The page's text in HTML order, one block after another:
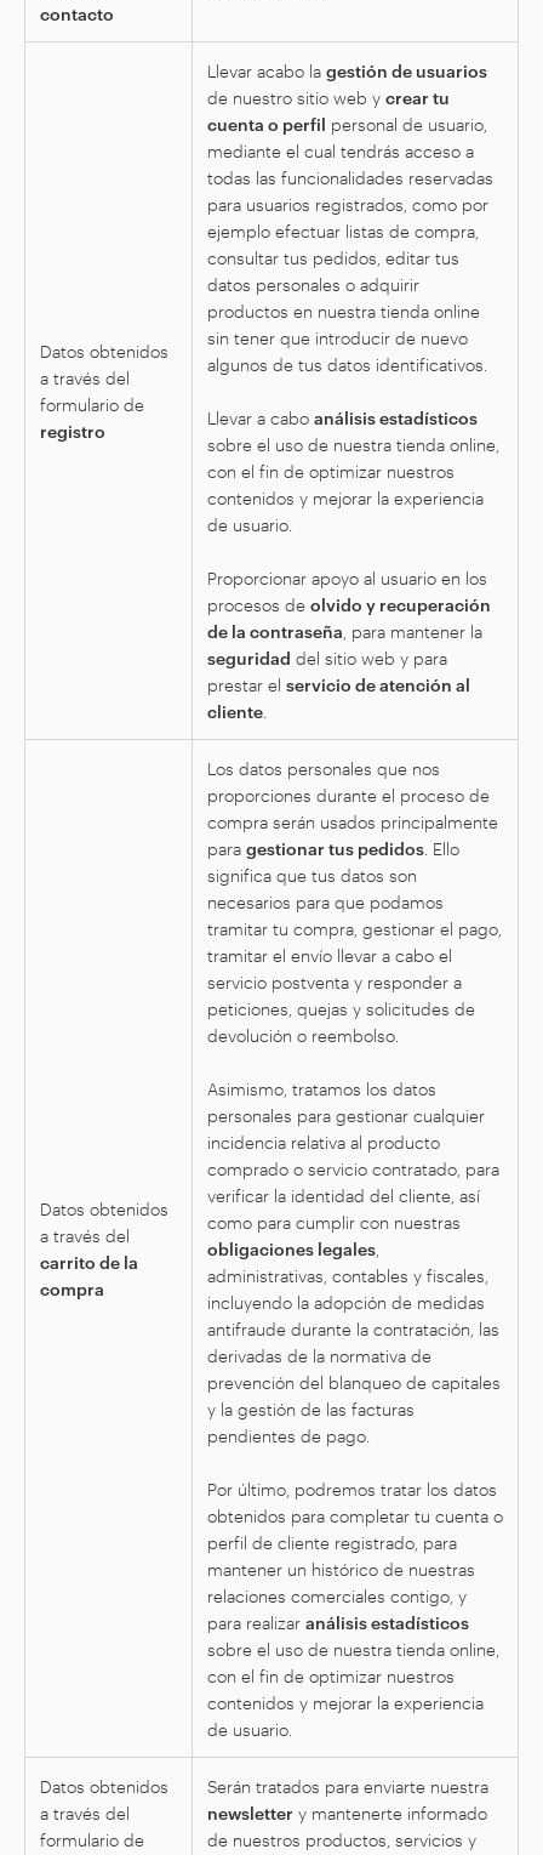
contacto
Datos obtenidos
a través del
formulario de
registro
Llevar acabo la gestión de usuarios
de nuestro sitio web y crear tu
cuenta o perfil personal de usuario,
mediante el cual tendrás acceso a
todas las funcionalidades reservadas
para usuarios registrados, como por
ejemplo efectuar listas de compra,
consultar tus pedidos, editar tus
datos personales o adquirir
productos en nuestra tienda online
sin tener que introducir de nuevo
algunos de tus datos identificativos.
Llevar a cabo análisis estadísticos
sobre el uso de nuestra tienda online,
con el fin de optimizar nuestros
contenidos y mejorar la experiencia
de usuario.
Proporcionar apoyo al usuario en los
procesos de olvido y recuperación
de la contraseña , para mantener la
seguridad del sitio web y para
prestar el servicio de atención al
cliente
Datos obtenidos
a través del
carrito de la
compra
Los datos personales que nos
proporciones durante el proceso de
compra serán usados principalmente
para gestionar tus pedidos . Ello
significa que tus datos son
necesarios para que podamos
tramitar tu compra, gestionar el pago,
tramitar el envío llevar a cabo el
servicio postventa y responder a
peticiones, quejas y solicitudes de
devolución o reembolso.
Asimismo, tratamos los datos
personales para gestionar cualquier
incidencia relativa al producto
comprado o servicio contratado, para
verificar la identidad del cliente, así
como para cumplir con nuestras
obligaciones legales
administrativas, contables y fiscales,
incluyendo la adopción de medidas
antifraude durante la contratación, las
derivadas de la normativa de
prevención del blanqueo de capitales
y la gestión de las facturas
pendientes de pago.
Por último, podremos tratar los datos
obtenidos para completar tu cuenta o
perfil de cliente registrado, para
mantener un histórico de nuestras
relaciones comerciales contigo, y
para realizar análisis estadísticos
sobre el uso de nuestra tienda online,
con el fin de optimizar nuestros
contenidos y mejorar la experiencia
de usuario.
Datos obtenidos
a través del
formulario de
Serán tratados para enviarte nuestra
newsletter y mantenerte informado
de nuestros productos, servicios y